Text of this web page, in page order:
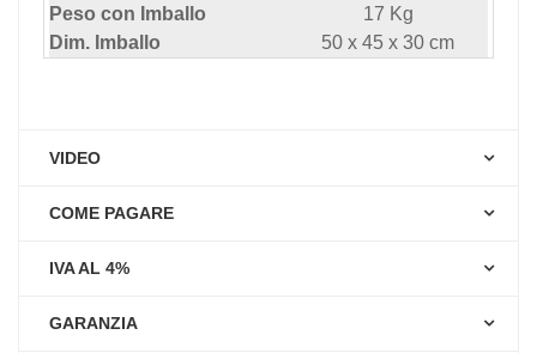
Peso con Imballo
17 Kg
Dim. Imballo
50 x 45 x 30 cm
VIDEO
COME PAGARE
IVA AL 4%
GARANZIA